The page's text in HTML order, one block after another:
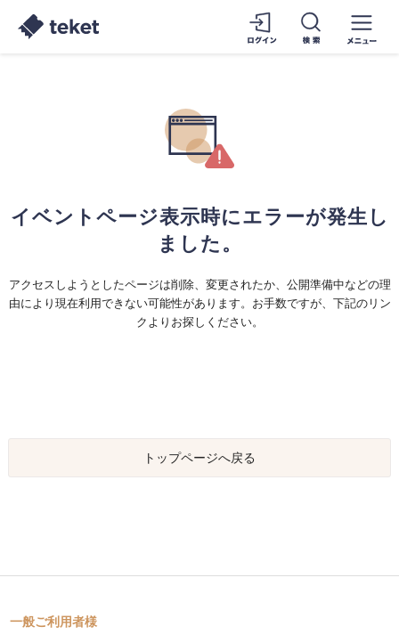
イベントページ表示時にエラーが発生し
ました。
アクセスしようとしたページは削除、変更されたか、公開準備中などの理
由により現在利用できない可能性があります。お手数ですが、下記のリン
クよりお探しください。
トップページへ戻る
一般ご利用者様